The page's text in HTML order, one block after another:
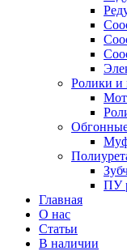
Ролики и
ПУ
Главная
О нас
Статьи
В наличии